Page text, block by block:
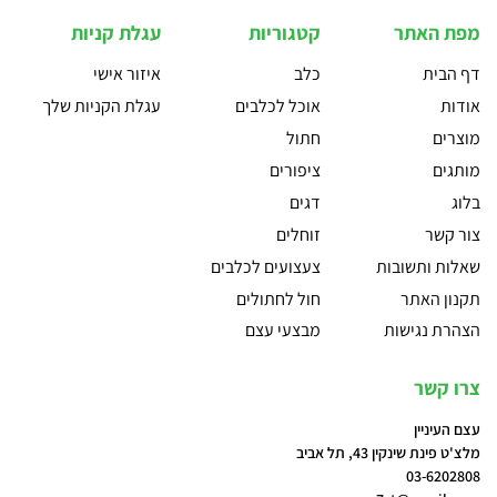
מפת האתר
דף הבית
אודות
מוצרים
מותגים
בלוג
צור קשר
שאלות ותשובות
תקנון האתר
הצהרת נגישות
קטגוריות
כלב
אוכל לכלבים
חתול
ציפורים
דגים
זוחלים
צעצועים לכלבים
חול לחתולים
מבצעי עצם
עגלת קניות
איזור אישי
עגלת הקניות שלך
צרו קשר
עצם העיניין
מלצ'ט פינת שינקין 43, תל אביב
03-6202808